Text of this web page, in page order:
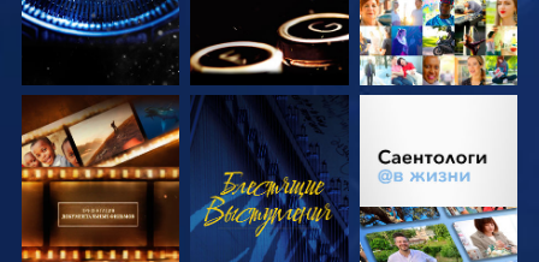
СМОТРЕТЬ
ПЕРЕДАЧИ
СМОТРЕТЬ
СМОТРЕТЬ